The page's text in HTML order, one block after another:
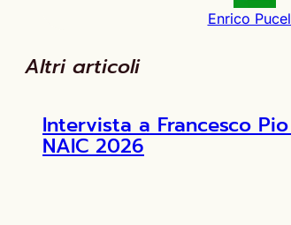
Enrico
Altri articoli
Intervista a Francesco
NAIC 2026